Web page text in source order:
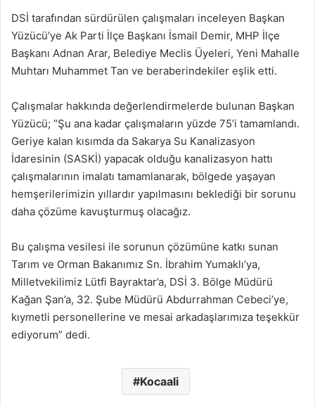
DSİ tarafından sürdürülen çalışmaları inceleyen Başkan
Yüzücü’ye Ak Parti İlçe Başkanı İsmail Demir, MHP İlçe
Başkanı Adnan Arar, Belediye Meclis Üyeleri, Yeni Mahalle
Muhtarı Muhammet Tan ve beraberindekiler eşlik etti.
Çalışmalar hakkında değerlendirmelerde bulunan Başkan
Yüzücü; “Şu ana kadar çalışmaların yüzde 75’i tamamlandı.
Geriye kalan kısımda da Sakarya Su Kanalizasyon
İdaresinin (SASKİ) yapacak olduğu kanalizasyon hattı
çalışmalarının imalatı tamamlanarak, bölgede yaşayan
hemşerilerimizin yıllardır yapılmasını beklediği bir sorunu
daha çözüme kavuşturmuş olacağız.
Bu çalışma vesilesi ile sorunun çözümüne katkı sunan
Tarım ve Orman Bakanımız Sn. İbrahim Yumaklı’ya,
Milletvekilimiz Lütfi Bayraktar’a, DSİ 3. Bölge Müdürü
Kağan Şan’a, 32. Şube Müdürü Abdurrahman Cebeci’ye,
kıymetli personellerine ve mesai arkadaşlarımıza teşekkür
ediyorum” dedi.
Kocaali